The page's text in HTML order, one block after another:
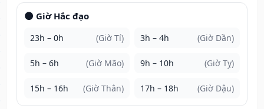
🌑 Giờ Hắc đạo
23h – 0h (Giờ Tí) 3h – 4h (Giờ Dần)
5h – 6h (Giờ Mão) 9h – 10h (Giờ Tỵ)
15h – 16h (Giờ Thân) 17h – 18h (Giờ Dậu)